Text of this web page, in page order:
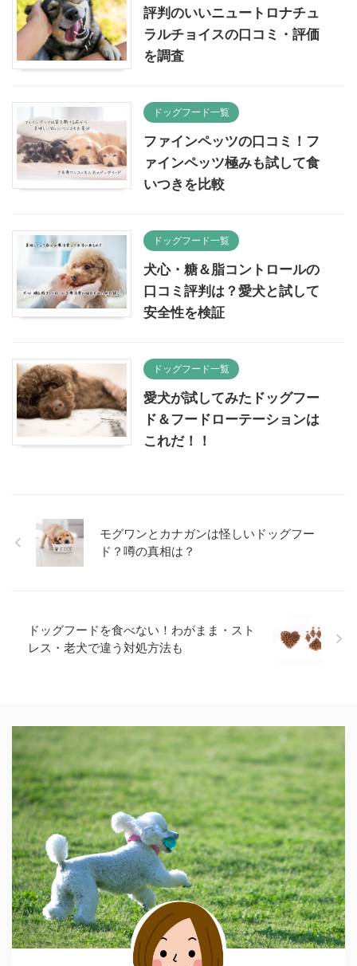
評判のいいニュートロナチュ
ラルチョイスの口コミ・評価
を調査
ドッグフード一覧
ファインペッツの口コミ！フ
ァインペッツ極みも試して食
いつきを比較
ドッグフード一覧
犬心・糖＆脂コントロールの
口コミ評判は？愛犬と試して
安全性を検証
ドッグフード一覧
愛犬が試してみたドッグフー
ド＆フードローテーションは
これだ！！
モグワンとカナガンは怪しいドッグフー
ド？噂の真相は？
ドッグフードを食べない！わがまま・スト
レス・老犬で違う対処方法も